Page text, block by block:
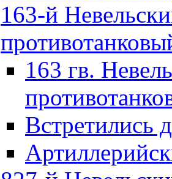
163-й
163 гв.
Встретились